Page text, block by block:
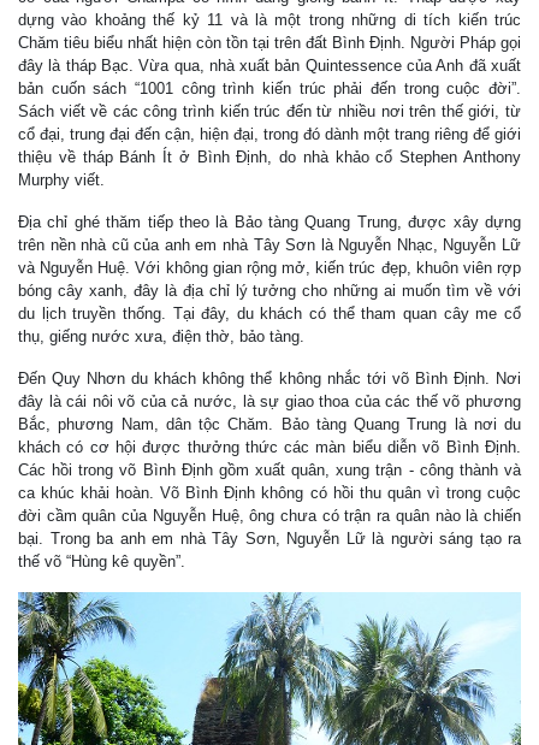
dựng vào khoảng thế kỷ 11 và là một trong những di tích kiến trúc
Chăm tiêu biểu nhất hiện còn tồn tại trên đất Bình Định. Người Pháp gọi
đây là tháp Bạc. Vừa qua, nhà xuất bản Quintessence của Anh đã xuất
bản cuốn sách “1001 công trình kiến trúc phải đến trong cuộc đời”.
Sách viết về các công trình kiến trúc đến từ nhiều nơi trên thế giới, từ
cổ đại, trung đại đến cận, hiện đại, trong đó dành một trang riêng để giới
thiệu về tháp Bánh Ít ở Bình Định, do nhà khảo cổ Stephen Anthony
Murphy viết.
Địa chỉ ghé thăm tiếp theo là Bảo tàng Quang Trung, được xây dựng
trên nền nhà cũ của anh em nhà Tây Sơn là Nguyễn Nhạc, Nguyễn Lữ
và Nguyễn Huệ. Với không gian rộng mở, kiến trúc đẹp, khuôn viên rợp
bóng cây xanh, đây là địa chỉ lý tưởng cho những ai muốn tìm về với
du lịch truyền thống. Tại đây, du khách có thể tham quan cây me cổ
thụ, giếng nước xưa, điện thờ, bảo tàng.
Đến Quy Nhơn du khách không thể không nhắc tới võ Bình Định. Nơi
đây là cái nôi võ của cả nước, là sự giao thoa của các thế võ phương
Bắc, phương Nam, dân tộc Chăm. Bảo tàng Quang Trung là nơi du
khách có cơ hội được thưởng thức các màn biểu diễn võ Bình Định.
Các hồi trong võ Bình Định gồm xuất quân, xung trận - công thành và
ca khúc khải hoàn. Võ Bình Định không có hồi thu quân vì trong cuộc
đời cầm quân của Nguyễn Huệ, ông chưa có trận ra quân nào là chiến
bại. Trong ba anh em nhà Tây Sơn, Nguyễn Lữ là người sáng tạo ra
thế võ “Hùng kê quyền”.